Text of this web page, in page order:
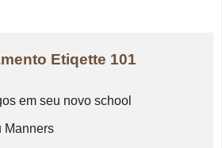
Etiqette 101
em seu novo school
Manners